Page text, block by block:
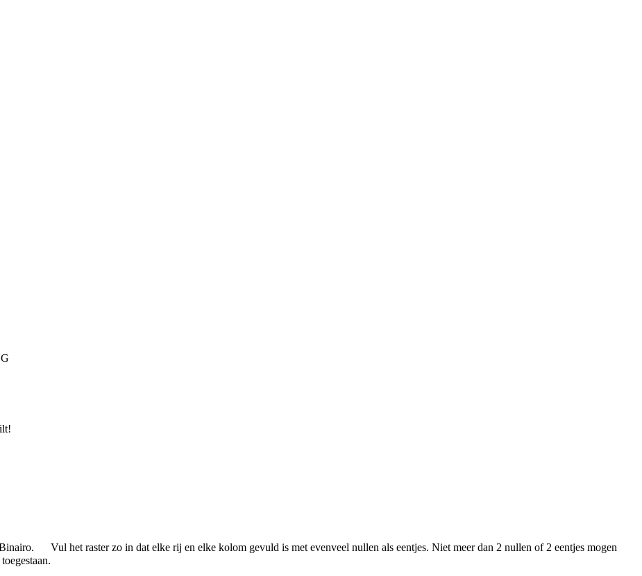
Vul het raster zo in dat elke rij en elke kolom gevuld is met evenveel nullen als eentjes. Niet meer dan 2 nullen of 2 eentjes mogen